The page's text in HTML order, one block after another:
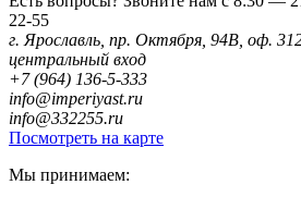
22-55
г. Ярославль, пр. Октября, 94В, оф.
центральный вход
+7 (964) 136-5-333
info@imperiyast.ru
info@332255.ru
Посмотреть на карте
Мы принимаем: